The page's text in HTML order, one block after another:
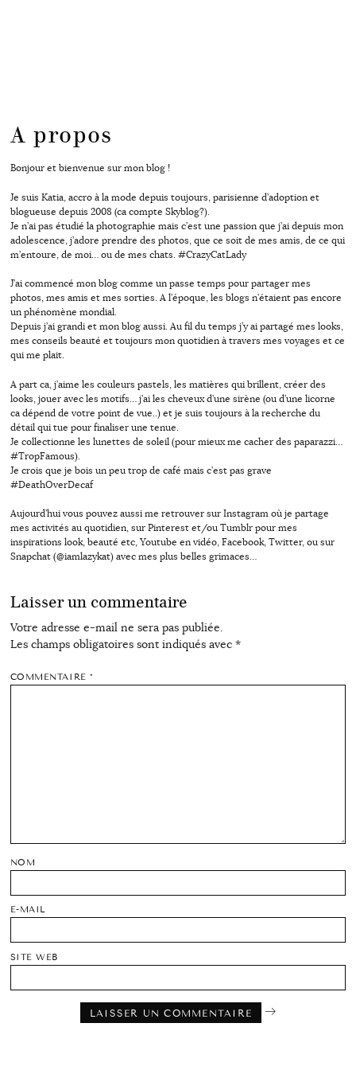
A propos
Bonjour et bienvenue sur mon blog !
Je suis Katia, accro à la mode depuis toujours, parisienne d’adoption et
blogueuse depuis 2008 (ca compte Skyblog?).
Je n’ai pas étudié la photographie mais c’est une passion que j’ai depuis mon
adolescence, j’adore prendre des photos, que ce soit de mes amis, de ce qui
m’entoure, de moi… ou de mes chats. #CrazyCatLady
J’ai commencé mon blog comme un passe temps pour partager mes
photos, mes amis et mes sorties. A l’époque, les blogs n’étaient pas encore
un phénomène mondial.
Depuis j’ai grandi et mon blog aussi. Au fil du temps j’y ai partagé mes looks,
mes conseils beauté et toujours mon quotidien à travers mes voyages et ce
qui me plait.
A part ca, j’aime les couleurs pastels, les matières qui brillent, créer des
looks, jouer avec les motifs… j’ai les cheveux d’une sirène (ou d’une licorne
ca dépend de votre point de vue..) et je suis toujours à la recherche du
détail qui tue pour finaliser une tenue.
Je collectionne les lunettes de soleil (pour mieux me cacher des paparazzi…
#TropFamous).
Je crois que je bois un peu trop de café mais c’est pas grave
#DeathOverDecaf
Aujourd’hui vous pouvez aussi me retrouver sur Instagram où je partage
mes activités au quotidien, sur Pinterest et/ou Tumblr pour mes
inspirations look, beauté etc, Youtube en vidéo, Facebook, Twitter, ou sur
Snapchat (@iamlazykat) avec mes plus belles grimaces…
Laisser un commentaire
Votre adresse e-mail ne sera pas publiée.
Les champs obligatoires sont indiqués avec *
COMMENTAIRE*
NOM
E-MAIL
SITE WEB